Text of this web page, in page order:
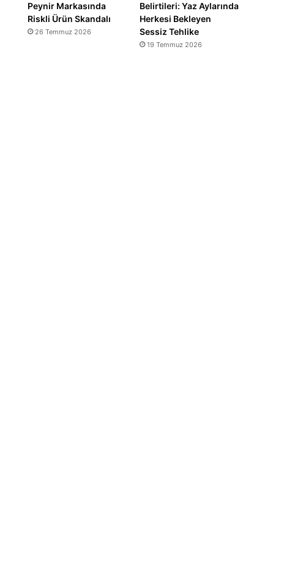
Peynir Markasında
Riskli Ürün Skandalı
26 Temmuz 2026
Belirtileri: Yaz Aylarında
Herkesi Bekleyen
Sessiz Tehlike
19 Temmuz 2026